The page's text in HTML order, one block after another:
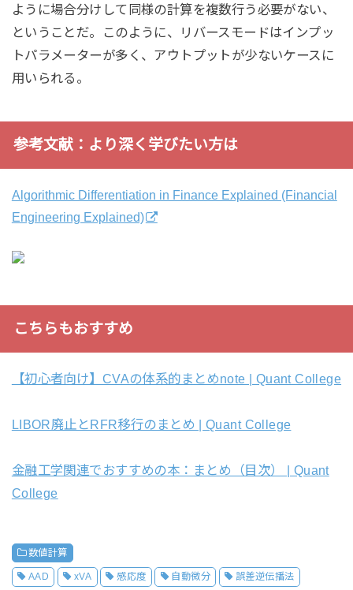
ように場合分けして同様の計算を複数行う必要がない、
ということだ。このように、リバースモードはインプッ
トパラメーターが多く、アウトプットが少ないケースに
用いられる。
参考文献：より深く学びたい方は
Algorithmic Differentiation in Finance Explained (Financial
Engineering Explained)
こちらもおすすめ
【初心者向け】CVAの体系的まとめnote | Quant College
LIBOR廃止とRFR移行のまとめ | Quant College
金融工学関連でおすすめの本：まとめ（目次） | Quant
College
数値計算
AAD xVA 感応度 自動微分 誤差逆伝播法